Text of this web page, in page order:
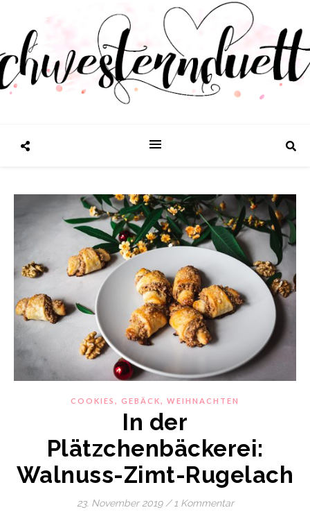
COOKIES , GEBÄCK, WEIHNACHTEN
In der
Plätzchenbäckerei:
Walnuss-Zimt-Rugelach
23. November 2019 / 1 Kommentar